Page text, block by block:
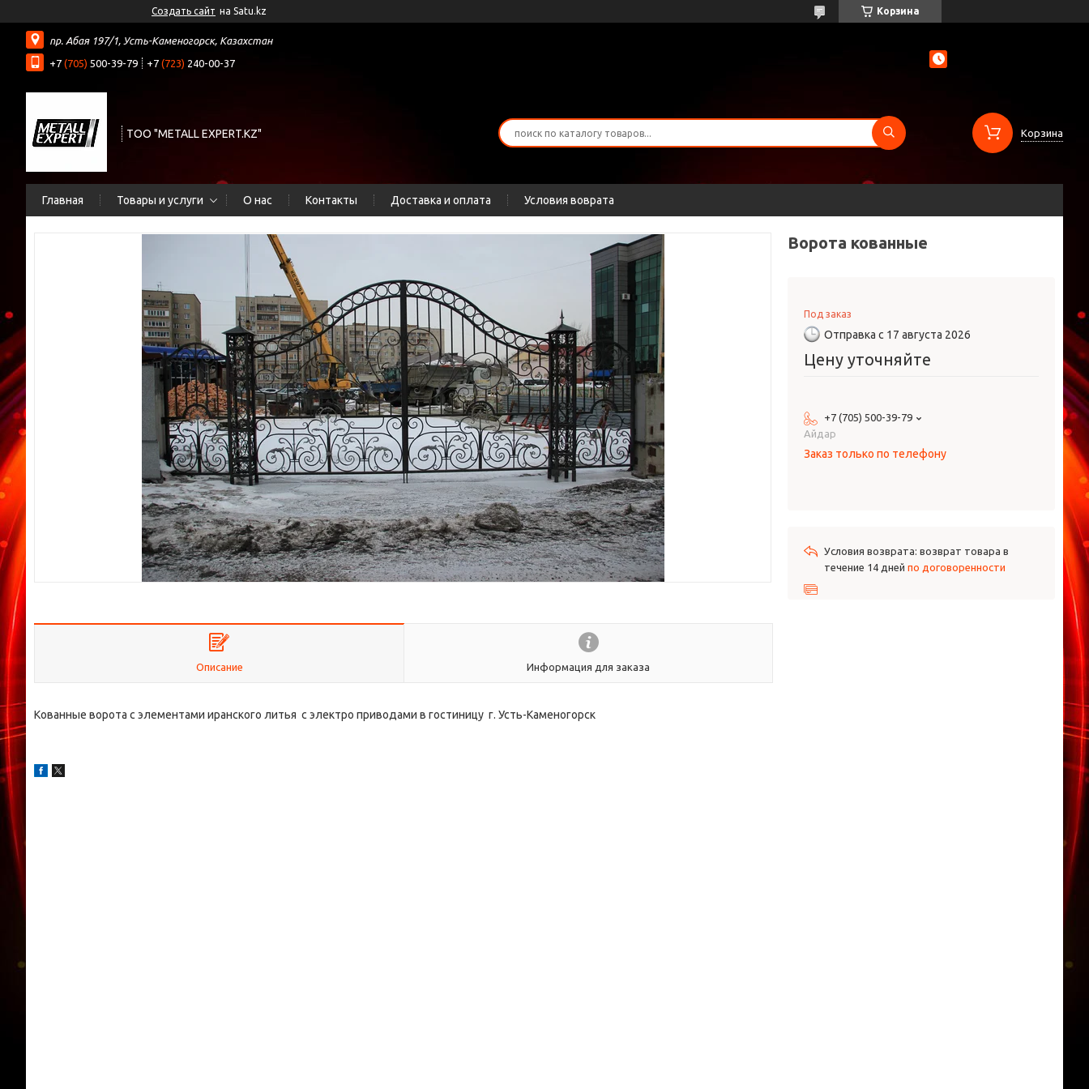
Создать сайт на Satu.kz Корзина
пр. Абая 197/1, Усть-Каменогорск, Казахстан
+7 (705) 500-39-79 +7 (723) 240-00-37
ТОО "METALL EXPERT.KZ" Корзина
Главная Товары и услуги О нас Контакты Доставка и оплата Условия воврата
Описание Информация для заказа
Кованные ворота с элементами иранского литья с электро приводами в гостиницу г. Усть-Каменогорск
Ворота кованные
Под заказ
Отправка с 17 августа 2026
Цену уточняйте
+7 (705) 500-39-79
Айдар
Заказ только по телефону
возврат товара в
течение 14 дней по договоренности